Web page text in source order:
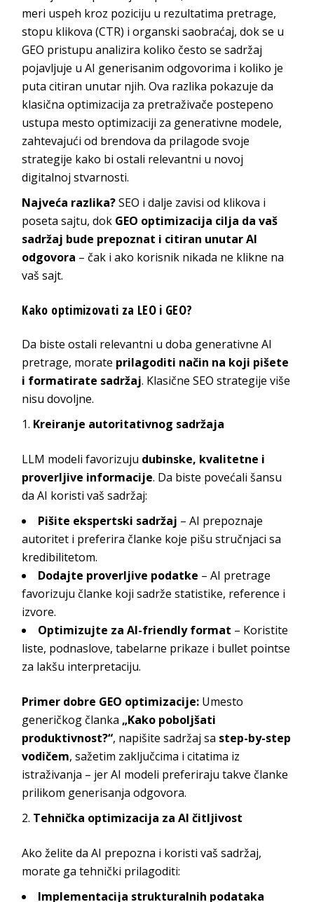
meri uspeh kroz poziciju u rezultatima pretrage,
stopu klikova (CTR) i organski saobraćaj, dok se u
GEO pristupu analizira koliko često se sadržaj
pojavljuje u AI generisanim odgovorima i koliko je
puta citiran unutar njih. Ova razlika pokazuje da
klasična optimizacija za pretraživače postepeno
ustupa mesto optimizaciji za generativne modele,
zahtevajući od brendova da prilagode svoje
strategije kako bi ostali relevantni u novoj
digitalnoj stvarnosti.
Najveća razlika?SEO i dalje zavisi od klikova i
poseta sajtu, dok GEO optimizacija cilja da vaš
sadržaj bude prepoznat i citiran unutar AI
odgovora – čak i ako korisnik nikada ne klikne na
vaš sajt.
Kako optimizovati za LEO i GEO?
Da biste ostali relevantni u doba generativne AI
pretrage, morate prilagoditi način na koji pišete
i formatirate sadržaj. Klasične SEO strategije više
nisu dovoljne.
Kreiranje autoritativnog sadržaja
LLM modeli favorizuju dubinske, kvalitetne i
proverljive informacije. Da biste povećali šansu
da AI koristi vaš sadržaj:
Pišite ekspertski sadržaj – AI prepoznaje
autoritet i preferira članke koje pišu stručnjaci sa
kredibilitetom.
Dodajte proverljive podatke – AI pretrage
favorizuju članke koji sadrže statistike, reference i
izvore.
Optimizujte za AI-friendly format – Koristite
liste, podnaslove, tabelarne prikaze i bullet pointse
za lakšu interpretaciju.
Primer dobre GEO optimizacije: Umesto
generičkog članka „Kako poboljšati
produktivnost?“, napišite sadržaj sa step-by-step
vodičem, sažetim zaključcima i citatima iz
istraživanja – jer AI modeli preferiraju takve članke
prilikom generisanja odgovora.
Tehnička optimizacija za AI čitljivost
Ako želite da AI prepozna i koristi vaš sadržaj,
morate ga tehnički prilagoditi:
Implementacija strukturalnih podataka